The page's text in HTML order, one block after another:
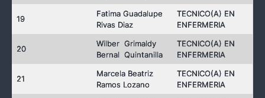
19
Fatima Guadalupe
Rivas Diaz
TECNICO(A) EN
ENFERMERIA
20
Wilber Grimaldy
Bernal Quintanilla
TECNICO(A) EN
ENFERMERIA
21
Marcela Beatriz
Ramos Lozano
TECNICO(A) EN
ENFERMERIA